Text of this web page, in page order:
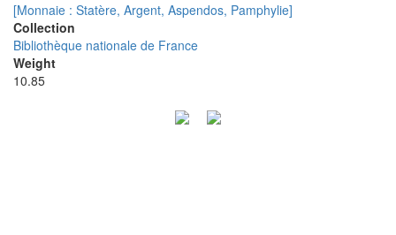
[Monnaie : Statère, Argent, Aspendos, Pamphylie]
Collection
Bibliothèque nationale de France
Weight
10.85